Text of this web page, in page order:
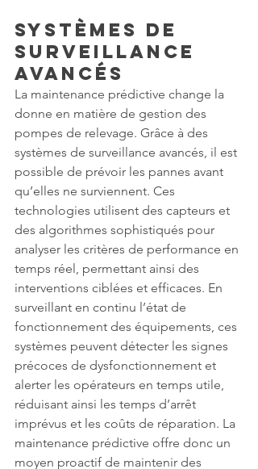
Systèmes de
Surveillance
Avancés
La maintenance prédictive change la
donne en matière de gestion des
pompes de relevage. Grâce à des
systèmes de surveillance avancés, il est
possible de prévoir les pannes avant
qu’elles ne surviennent. Ces
technologies utilisent des capteurs et
des algorithmes sophistiqués pour
analyser les critères de performance en
temps réel, permettant ainsi des
interventions ciblées et efficaces. En
surveillant en continu l’état de
fonctionnement des équipements, ces
systèmes peuvent détecter les signes
précoces de dysfonctionnement et
alerter les opérateurs en temps utile,
réduisant ainsi les temps d’arrêt
imprévus et les coûts de réparation. La
maintenance prédictive offre donc un
moyen proactif de maintenir des